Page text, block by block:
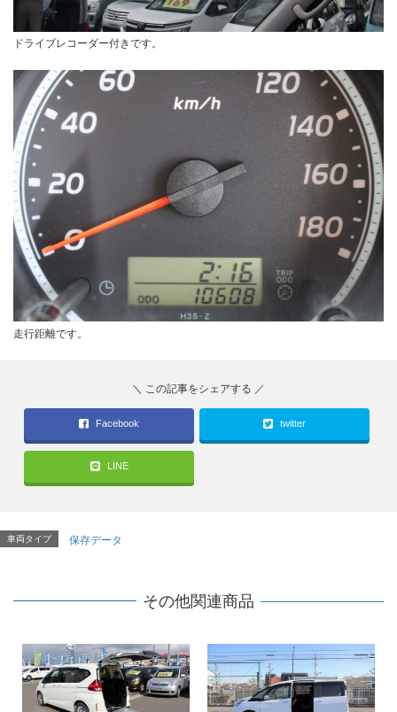
ドライブレコーダー付きです。
走行距離です。
Facebook twitter
LINE
車両タイプ 保存データ
その他関連商品